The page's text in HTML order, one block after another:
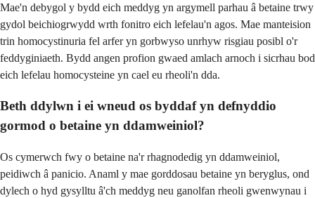
Mae'n debygol y bydd eich meddyg yn argymell parhau â betaine trwy
gydol beichiogrwydd wrth fonitro eich lefelau'n agos. Mae manteision
trin homocystinuria fel arfer yn gorbwyso unrhyw risgiau posibl o'r
feddyginiaeth. Bydd angen profion gwaed amlach arnoch i sicrhau bod
eich lefelau homocysteine ​​yn cael eu rheoli'n dda.
Beth ddylwn i ei wneud os byddaf yn defnyddio
gormod o betaine yn ddamweiniol?
Os cymerwch fwy o betaine na'r rhagnodedig yn ddamweiniol,
peidiwch â panicio. Anaml y mae gorddosau betaine yn beryglus, ond
dylech o hyd gysylltu â'ch meddyg neu ganolfan rheoli gwenwynau i